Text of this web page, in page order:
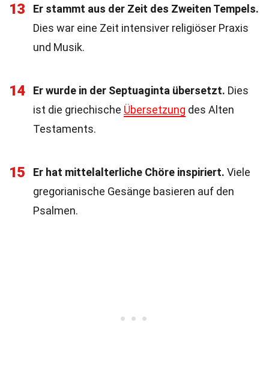
13
Er stammt aus der Zeit des Zweiten Tempels.
Dies war eine Zeit intensiver religiöser Praxis
und Musik.
14 Er wurde in der Septuaginta übersetzt. Dies
ist die griechische Übersetzung des Alten
Testaments.
15 Er hat mittelalterliche Chöre inspiriert. Viele
gregorianische Gesänge basieren auf den
Psalmen.